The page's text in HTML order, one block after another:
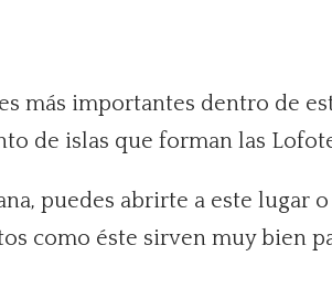
más importantes dentro de
de islas que forman las
puedes abrirte a este lugar
como éste sirven muy bien